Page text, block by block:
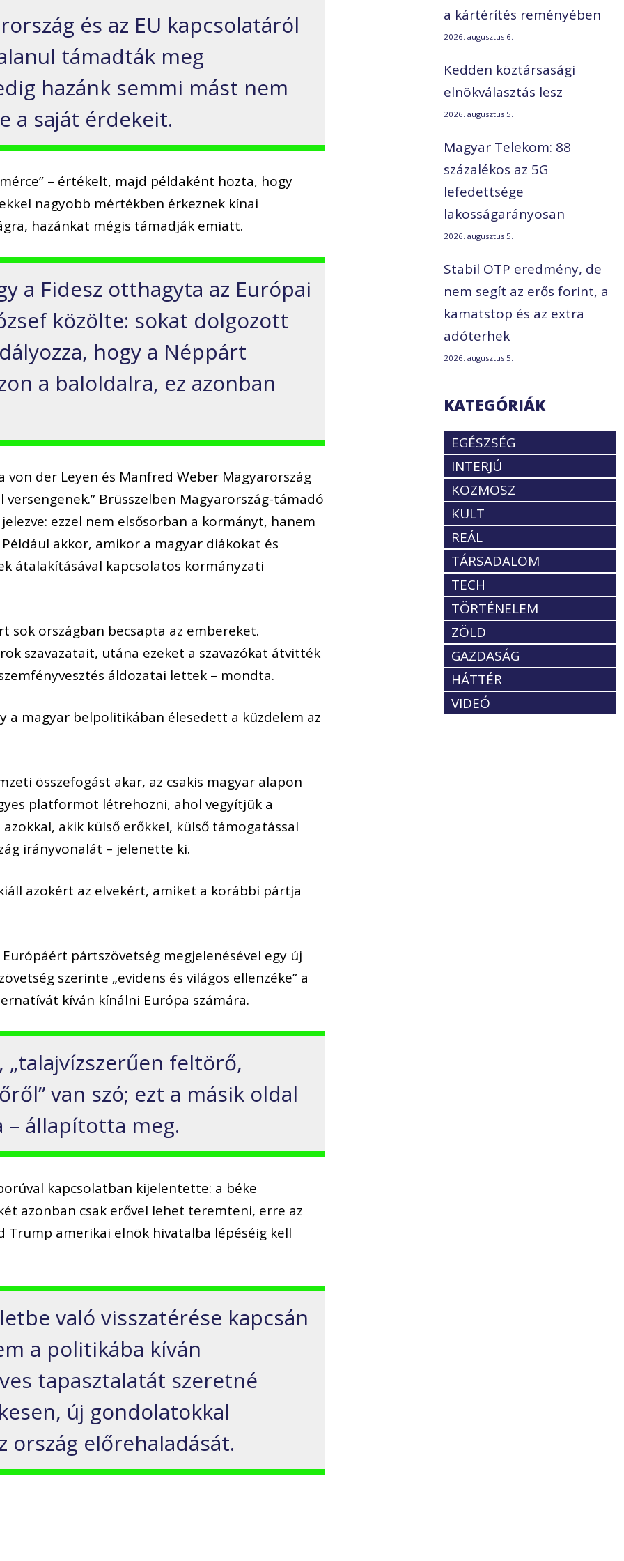
és az EU kapcsolatáról
támadták meg
hazánk semmi mást nem
a saját érdekeit.
– értékelt, majd példaként hozta, hogy
nagyobb mértékben érkeznek kínai
hazánkat mégis támadják emiatt.
a Fidesz otthagyta az Európai
közölte: sokat dolgozott
hogy a Néppárt
a baloldalra, ez azonban
von der Leyen és Manfred Weber Magyarország
Brüsszelben Magyarország-támadó
ezzel nem elsősorban a kormányt, hanem
akkor, amikor a magyar diákokat és
átalakításával kapcsolatos kormányzati
sok országban becsapta az embereket.
szavazatait, utána ezeket a szavazókat átvitték
áldozatai lettek – mondta.
a magyar belpolitikában élesedett a küzdelem az
összefogást akar, az csakis magyar alapon
platformot létrehozni, ahol vegyítjük a
akik külső erőkkel, külső támogatással
irányvonalát – jelenette ki.
azokért az elvekért, amiket a korábbi pártja
pártszövetség megjelenésével egy új
szerinte „evidens és világos ellenzéke” a
kíván kínálni Európa számára.
feltörő,
van szó; ezt a másik oldal
állapította meg.
kapcsolatban kijelentette: a béke
azonban csak erővel lehet teremteni, erre az
Trump amerikai elnök hivatalba lépéséig kell
való visszatérése kapcsán
a politikába kíván
tapasztalatát szeretné
új gondolatokkal
ország előrehaladását.
a kártérítés reményében
2026. augusztus 6.
Kedden köztársasági
elnökválasztás lesz
2026. augusztus 5.
Magyar Telekom: 88
százalékos az 5G
lefedettsége
lakosságarányosan
2026. augusztus 5.
Stabil OTP eredmény, de
nem segít az erős forint, a
kamatstop és az extra
adóterhek
2026. augusztus 5.
KATEGÓRIÁK
EGÉSZSÉG
INTERJÚ
KOZMOSZ
KULT
REÁL
TÁRSADALOM
TECH
TÖRTÉNELEM
ZÖLD
GAZDASÁG
HÁTTÉR
VIDEÓ